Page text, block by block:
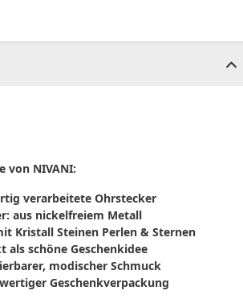
von NIVANI:
verarbeitete Ohrstecker
aus nickelfreiem Metall
Kristall Steinen Perlen & Sternen
als schöne Geschenkidee
modischer Schmuck
Geschenkverpackung